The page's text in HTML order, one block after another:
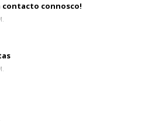
contacto connosco!